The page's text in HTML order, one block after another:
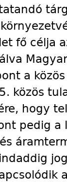
fő célja
a
közös
hogy
pedig a